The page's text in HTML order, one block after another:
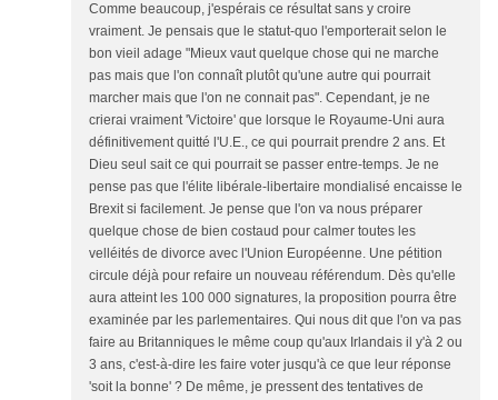
Comme beaucoup, j'espérais ce résultat sans y croire
vraiment. Je pensais que le statut-quo l'emporterait selon le
bon vieil adage "Mieux vaut quelque chose qui ne marche
pas mais que l'on connaît plutôt qu'une autre qui pourrait
marcher mais que l'on ne connait pas". Cependant, je ne
crierai vraiment 'Victoire' que lorsque le Royaume-Uni aura
définitivement quitté l'U.E., ce qui pourrait prendre 2 ans. Et
Dieu seul sait ce qui pourrait se passer entre-temps. Je ne
pense pas que l'élite libérale-libertaire mondialisé encaisse le
Brexit si facilement. Je pense que l'on va nous préparer
quelque chose de bien costaud pour calmer toutes les
velléités de divorce avec l'Union Européenne. Une pétition
circule déjà pour refaire un nouveau référendum. Dès qu'elle
aura atteint les 100 000 signatures, la proposition pourra être
examinée par les parlementaires. Qui nous dit que l'on va pas
faire au Britanniques le même coup qu'aux Irlandais il y'à 2 ou
3 ans, c'est-à-dire les faire voter jusqu'à ce que leur réponse
'soit la bonne' ? De même, je pressent des tentatives de